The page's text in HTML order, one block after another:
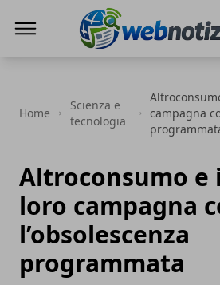
Home
Scienza e
tecnologia
campagna
Altroconsumo e
loro campagna
l’obsolescenza
programmata